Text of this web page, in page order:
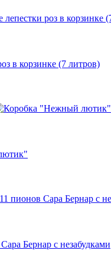
в корзинке (7 литров)
Бернар с незабудками